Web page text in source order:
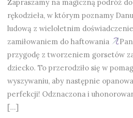
Zapraszamy na magiczną podróż
rękodzieła, w którym poznamy
ludową z wieloletnim
zamiłowaniem do haftowania
przygodę z tworzeniem gorsetów
dziecko. To przerodziło się w
wyszywaniu, aby następnie
perfekcji! Odznaczona i
[…]